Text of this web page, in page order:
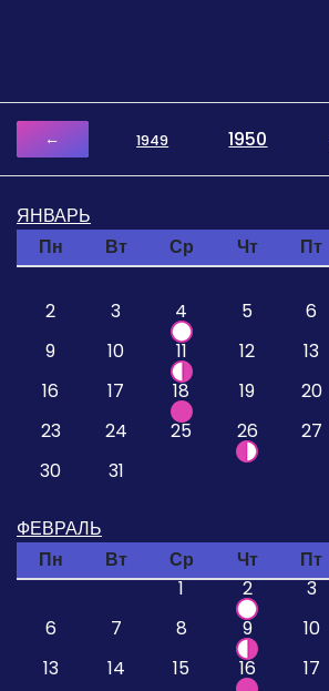
← 1949 1950
ЯНВАРЬ
Пн
Вт Ср Чт Пт
2
3 4 5 6
9
10 11 12 13
16
17 18 19 20
23
24 25 26 27
30
31
ФЕВРАЛЬ
Пн
Вт Ср Чт Пт
1
2 3
6
7 8 9 10
13
14 15 16 17